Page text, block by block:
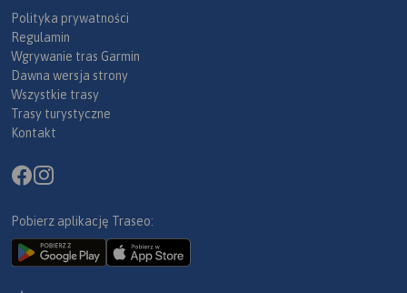
Polityka prywatności
Regulamin
Wgrywanie tras Garmin
Dawna wersja strony
Wszystkie trasy
Trasy turystyczne
Kontakt
Pobierz aplikację Traseo: